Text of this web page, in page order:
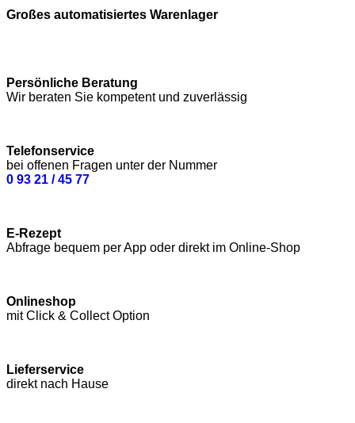
Großes automatisiertes Warenlager
Persönliche Beratung
Wir beraten Sie kompetent und zuverlässig
Telefonservice
bei offenen Fragen unter der Nummer
0 93 21 / 45 77
E-Rezept
Abfrage bequem per App oder direkt im Online-Shop
Onlineshop
mit Click & Collect Option
Lieferservice
direkt nach Hause